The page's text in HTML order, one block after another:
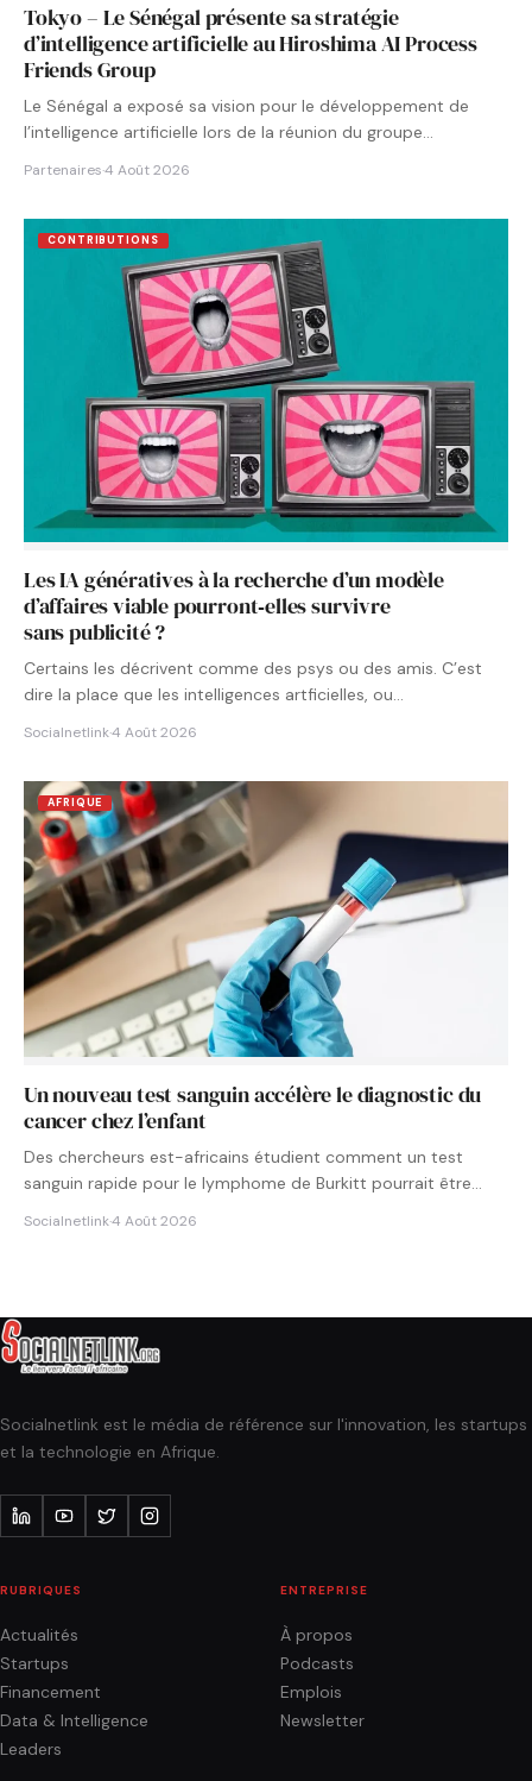
Tokyo – Le Sénégal présente sa stratégie
d’intelligence artificielle au Hiroshima AI Process
Friends Group
Le Sénégal a exposé sa vision pour le développement de
l’intelligence artificielle lors de la réunion du groupe…
Partenaires·4 Août 2026
CONTRIBUTIONS
Les IA génératives à la recherche d’un modèle
d’affaires viable pourront‑elles survivre
sans publicité ?
Certains les décrivent comme des psys ou des amis. C’est
dire la place que les intelligences artficielles, ou…
Socialnetlink·4 Août 2026
AFRIQUE
Un nouveau test sanguin accélère le diagnostic du
cancer chez l’enfant
Des chercheurs est-africains étudient comment un test
sanguin rapide pour le lymphome de Burkitt pourrait être
Socialnetlink·4 Août 2026
Socialnetlink est le média de référence sur l'innovation, les startups
et la technologie en Afrique.
RUBRIQUES
Actualités
Startups
Financement
Data & Intelligence
Leaders
ENTREPRISE
À propos
Podcasts
Emplois
Newsletter